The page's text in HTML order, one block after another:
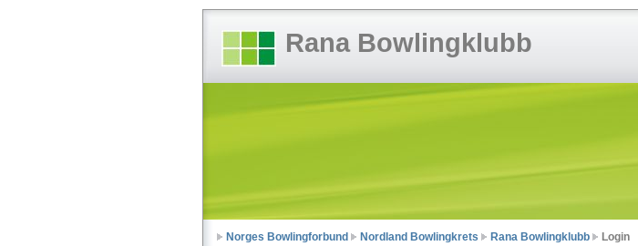
Rana Bowlingklubb
Norges Bowlingforbund Nordland Bowlingkrets Rana Bowlingklubb Login